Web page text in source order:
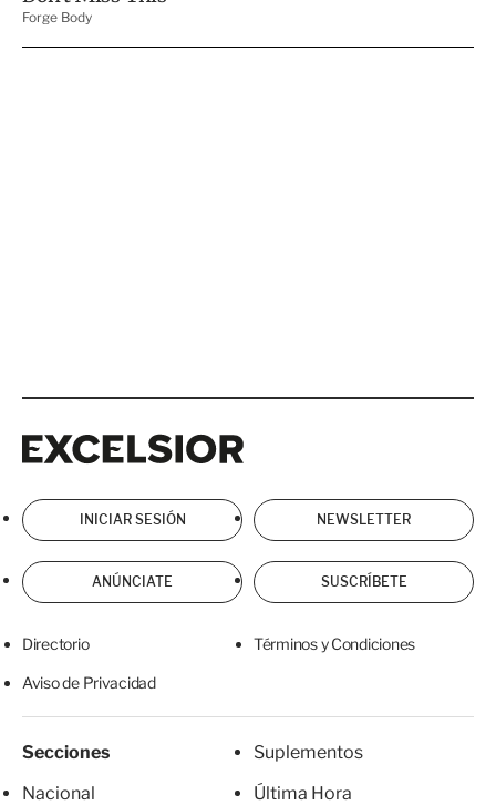
INICIAR SESIÓN NEWSLETTER
ANÚNCIATE SUSCRÍBETE
Directorio Términos y Condiciones
Aviso de Privacidad
Secciones
Nacional
Suplementos
Última Hora